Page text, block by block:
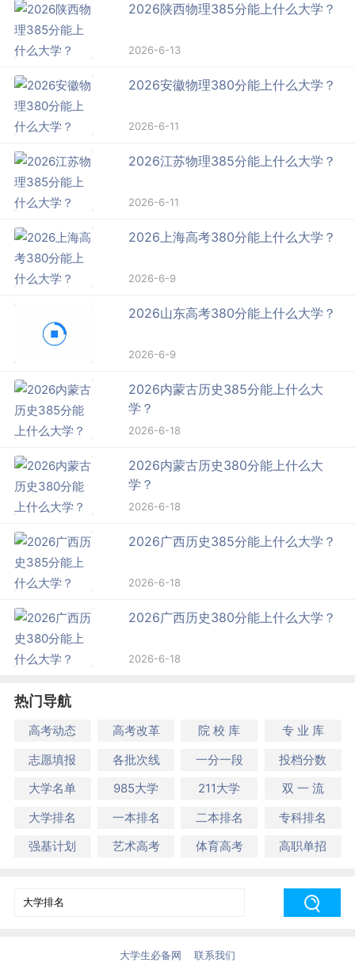
2026陕西物理385分能上什么大学？
2026-6-13
2026安徽物理380分能上什么大学？
2026-6-11
2026江苏物理385分能上什么大学？
2026-6-11
2026上海高考380分能上什么大学？
2026-6-9
2026山东高考380分能上什么大学？
2026-6-9
2026内蒙古历史385分能上什么大
学？
2026-6-18
2026内蒙古历史380分能上什么大
学？
2026-6-18
2026广西历史385分能上什么大学？
2026-6-18
2026广西历史380分能上什么大学？
2026-6-18
热门导航
高考动态 高考改革 院 校 库
专 业 库
志愿填报
各批次线 一分一段
投档分数
大学名单
985大学 211大学
双 一 流
大学排名
一本排名 二本排名
专科排名
强基计划
艺术高考 体育高考 高职单招
大学生必备网 联系我们